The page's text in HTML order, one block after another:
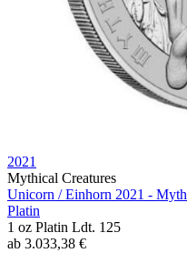
2021
Mythical Creatures
Unicorn / Einhorn 2021 -
Platin
1 oz Platin Ldt. 125
ab 3.033,38 €